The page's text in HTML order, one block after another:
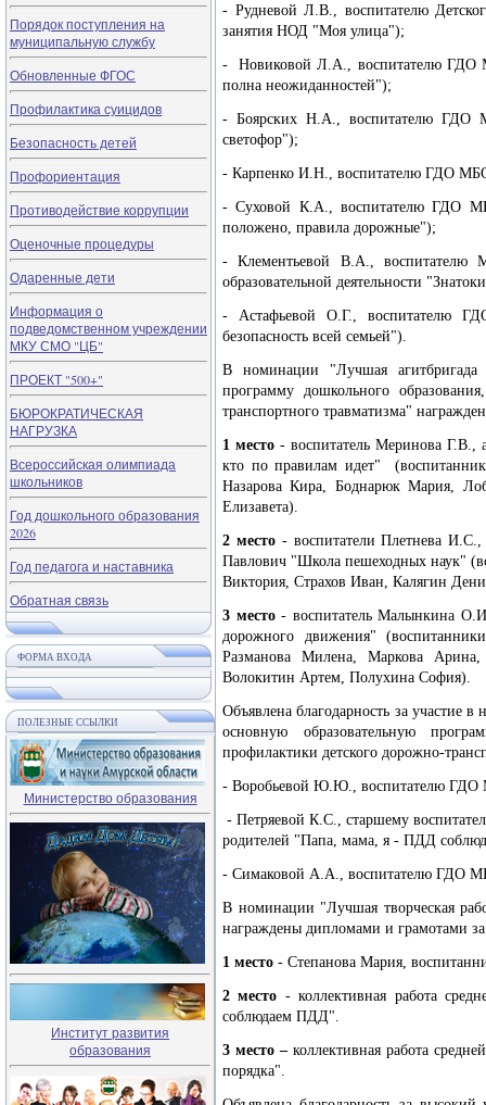
Порядок поступления на
муниципальную службу
Обновленные ФГОС
Профилактика суицидов
Безопасность детей
Профориентация
Противодействие коррупции
Оценочные процедуры
Одаренные дети
Информация о
подведомственном учреждении
МКУ СМО "ЦБ"
ПРОЕКТ "500+"
БЮРОКРАТИЧЕСКАЯ
НАГРУЗКА
Всероссийская олимпиада
школьников
Год дошкольного образования
2026
Год педагога и наставника
Обратная связь
ФОРМА ВХОДА
ПОЛЕЗНЫЕ ССЫЛКИ
Министерство образования
Институт развития
образования
- Рудневой Л.В., воспитателю
занятия НОД "Моя улица");
- Новиковой Л.А., воспитателю ГДО
полна неожиданностей");
- Боярских Н.А., воспитателю
светофор");
- Карпенко И.Н., воспитателю ГДО
- Суховой К.А., воспитателю ГДО
положено, правила дорожные");
- Клементьевой В.А.,
образовательной деятельности
- Астафьевой О.Г., воспитателю
безопасность всей семьей").
В номинации "Лучшая агитбригада
программу дошкольного
транспортного травматизма"
1 место- воспитатель Меринова
кто по правилам идет"
Назарова Кира, Боднарюк Мария,
Елизавета).
2 место- воспитатели Плетнева
Павлович "Школа пешеходных наук"
Виктория, Страхов Иван, Калягин
3 место- воспитатель Малынкина
дорожного движения"
Разманова Милена, Маркова
Волокитин Артем, Полухина София).
Объявлена благодарность за участие
основную образовательную
профилактики детского дорожно-
- Воробьевой Ю.Ю., воспитателю
- Петряевой К.С., старшему
родителей "Папа, мама, я - ПДД
- Симаковой А.А., воспитателю ГДО
В номинации "Лучшая творческая
награждены дипломами и грамотами
1 место - Степанова Мария,
2 место - коллективная работа
соблюдаем ПДД".
3 место – коллективная работа
порядка".